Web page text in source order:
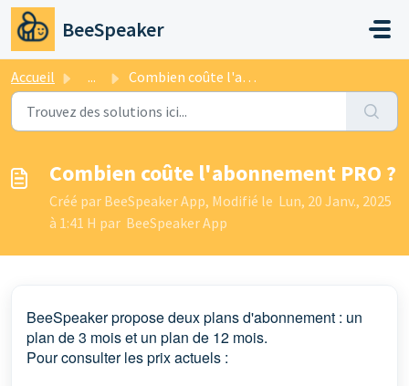
Passer au contenu principal
BeeSpeaker
Accueil ... Combien coûte l'abonnement PRO ?
Combien coûte l'abonnement PRO ?
Créé par BeeSpeaker App, Modifié le Lun, 20 Janv., 2025
à 1:41 H par BeeSpeaker App
BeeSpeaker propose deux plans d'abonnement : un
plan de 3 mois et un plan de 12 mois.
Pour consulter les prix actuels :